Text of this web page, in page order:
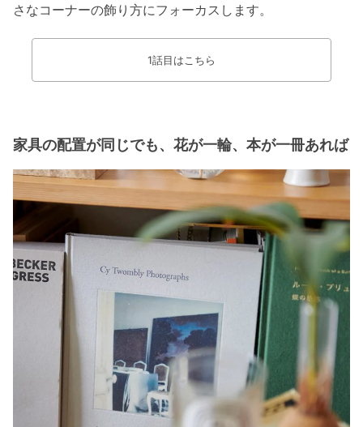
さなコーナーの飾り方にフォーカスします。
1話目はこちら
家具の配置が同じでも、花が一輪、本が一冊あれば